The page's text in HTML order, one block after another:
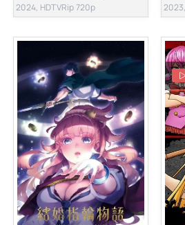
2024, HDTVRip 720p